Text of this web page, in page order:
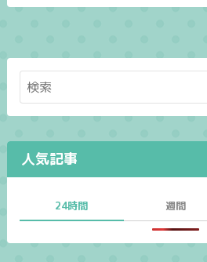
人気記事
24時間 週間